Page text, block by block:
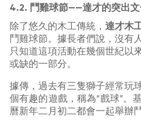
4.2. 鬥雞球節——達才的突出
除了悠久的木工傳統， 達才木
鬥雞球節。據長者們說，沒有
只知道這項活動在幾個世紀以
或缺的一部分。
據傳，過去有三隻獅子經常玩
個有趣的遊戲，稱為“戲球”。
曆新年二月初二都會一起舉辦